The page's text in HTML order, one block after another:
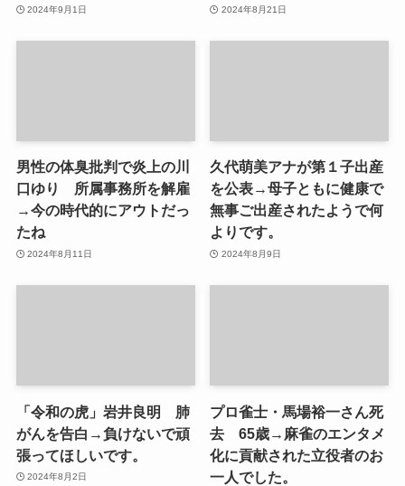
2024年9月1日 2024年8月21日
男性の体臭批判で炎上の川
口ゆり 所属事務所を解雇
→今の時代的にアウトだっ
たね
2024年8月11日
久代萌美アナが第１子出産
を公表→母子ともに健康で
無事ご出産されたようで何
よりです。
2024年8月9日
「令和の虎」岩井良明 肺
がんを告白→負けないで頑
張ってほしいです。
2024年8月2日
プロ雀士・馬場裕一さん死
去 65歳→麻雀のエンタメ
化に貢献された立役者のお
一人でした。